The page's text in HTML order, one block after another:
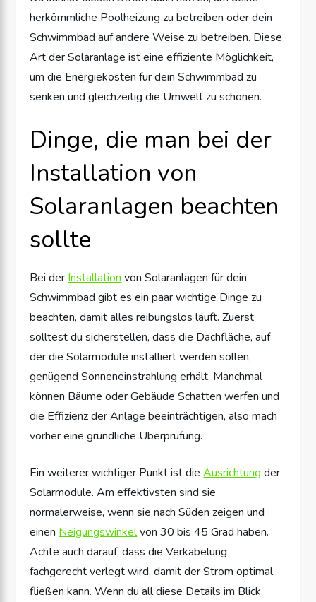
herkömmliche Poolheizung zu betreiben oder dein
Schwimmbad auf andere Weise zu betreiben. Diese
Art der Solaranlage ist eine effiziente Möglichkeit,
um die Energiekosten für dein Schwimmbad zu
senken und gleichzeitig die Umwelt zu schonen.
Dinge, die man bei der
Installation von
Solaranlagen beachten
sollte
Bei der Installation von Solaranlagen für dein
Schwimmbad gibt es ein paar wichtige Dinge zu
beachten, damit alles reibungslos läuft. Zuerst
solltest du sicherstellen, dass die Dachfläche, auf
der die Solarmodule installiert werden sollen,
genügend Sonneneinstrahlung erhält. Manchmal
können Bäume oder Gebäude Schatten werfen und
die Effizienz der Anlage beeinträchtigen, also mach
vorher eine gründliche Überprüfung.
Ein weiterer wichtiger Punkt ist dieAusrichtung der
Solarmodule. Am effektivsten sind sie
normalerweise, wenn sie nach Süden zeigen und
einen Neigungswinkelvon 30 bis 45 Grad haben.
Achte auch darauf, dass die Verkabelung
fachgerecht verlegt wird, damit der Strom optimal
fließen kann. Wenn du all diese Details im Blick